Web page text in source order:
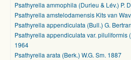
Psathyrella ammophila (Durieu & Lév.) P.
Psathyrella amstelodamensis Kits van
Psathyrella appendiculata (Bull.) G.
Psathyrella appendiculata var. piluliformis
1964
Psathyrella arata (Berk.) W.G. Sm. 1887